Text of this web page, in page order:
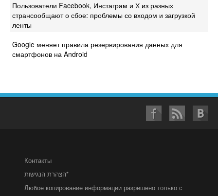
Пользователи Facebook, Инстаграм и Х из разных
странсообщают о сбое: проблемы со входом и загрузкой
ленты
Google меняет правила резервирования данных для
смартфонов на Android
Контакты
הצהרת הנגישות*
Любое копирование информации разрешено только с